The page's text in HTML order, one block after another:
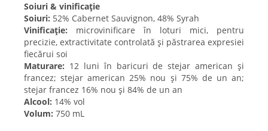
Soiuri & vinificație
Soiuri: 52% Cabernet Sauvignon, 48% Syrah
Vinificație: microvinificare în loturi mici, pentru
precizie, extractivitate controlată și păstrarea expresiei
fiecărui soi
Maturare: 12 luni în baricuri de stejar american și
francez; stejar american 25% nou și 75% de un an;
stejar francez 16% nou și 84% de un an
Alcool: 14% vol
Volum: 750 mL